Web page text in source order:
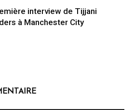
interview de Tijjani
à Manchester City